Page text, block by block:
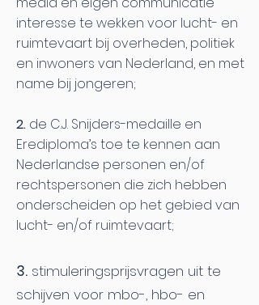
interesse te wekken voor lucht- en
ruimtevaart bij overheden, politiek
en inwoners van Nederland, en met
name bij jongeren;
2. de C.J. Snijders-medaille en
Erediploma’s toe te kennen aan
Nederlandse personen en/of
rechtspersonen die zich hebben
onderscheiden op het gebied van
lucht- en/of ruimtevaart;
3. stimuleringsprijsvragen uit te
schijven voor mbo-, hbo- en